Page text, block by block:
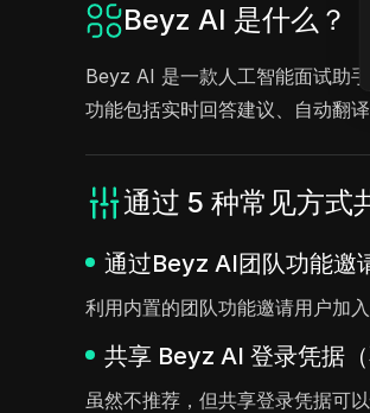
Beyz AI 是什么？
Beyz AI 是一款人工智能面试助
功能包括实时回答建议、自动翻
通过 5 种常见方式
通过Beyz AI团队功能邀
利用内置的团队功能邀请用户加
共享 Beyz AI 登录凭据（
虽然不推荐，但共享登录凭据可